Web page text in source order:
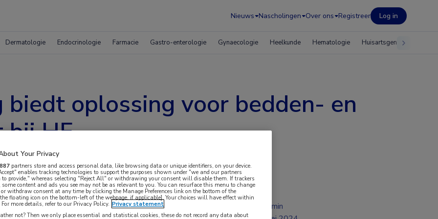
Nieuws Nascholingen Over ons Registreer Log in
Dermatologie Endocrinologie Farmacie Gastro-enterologie Gynaecologie Heelkunde Hematologie Huisartsgeneeskunde
oplossing voor bedden- en
bij HF
worden opgenomen wegens
2 min
Your Privacy
887 partners store and access personal data, like browsing data or unique identifiers, on your device.
enables tracking technologies to support the purposes shown under "we and our partners
to provide," whereas selecting "Reject All" or withdrawing your consent will disable them. If trackers
some content and ads you see may not be as relevant to you. You can resurface this menu to change
or withdraw consent at any time by clicking the Manage Preferences link on the bottom of the
floating icon on the bottom-left of the webpage, if applicable]. Your choices will have effect within
more details, refer to our Privacy Policy. Privacy statement
not? Then we only place essential and statistical cookies, these do not record any data about